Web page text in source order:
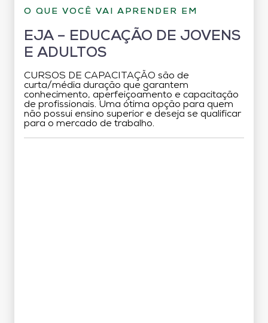
O QUE VOCÊ VAI APRENDER EM
EJA – EDUCAÇÃO DE JOVENS
E ADULTOS
CURSOS DE CAPACITAÇÃO são de
curta/média duração que garantem
conhecimento, aperfeiçoamento e capacitação
de profissionais. Uma ótima opção para quem
não possui ensino superior e deseja se qualificar
para o mercado de trabalho.